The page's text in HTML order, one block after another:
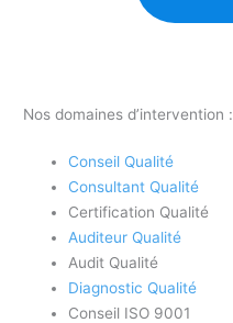
Nos domaines d’intervention :
Conseil Qualité
Consultant Qualité
Certification Qualité
Auditeur Qualité
Audit Qualité
Diagnostic Qualité
Conseil ISO 9001